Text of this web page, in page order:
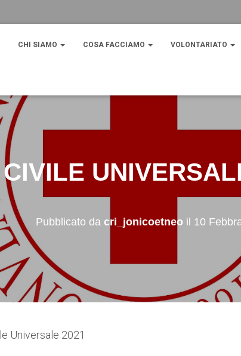
CHI SIAMO COSA FACCIAMO VOLONTARIATO
Pubblicato da cri_jonicoetneo il 10
Universale 2021